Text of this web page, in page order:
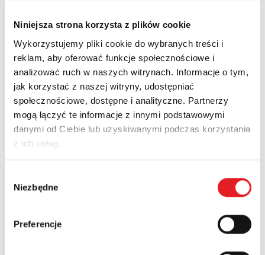
Niniejsza strona korzysta z plików cookie
Wykorzystujemy pliki cookie do wybranych treści i
reklam, aby oferować funkcje społecznościowe i
analizować ruch w naszych witrynach. Informacje o tym,
jak korzystać z naszej witryny, udostępniać
społecznościowe, dostępne i analityczne. Partnerzy
mogą łączyć te informacje z innymi podstawowymi
danymi od Ciebie lub uzyskiwanymi podczas korzystania
z ich usług.
zgody
Niezbędne
Preferencje
Bazy dla projektantów